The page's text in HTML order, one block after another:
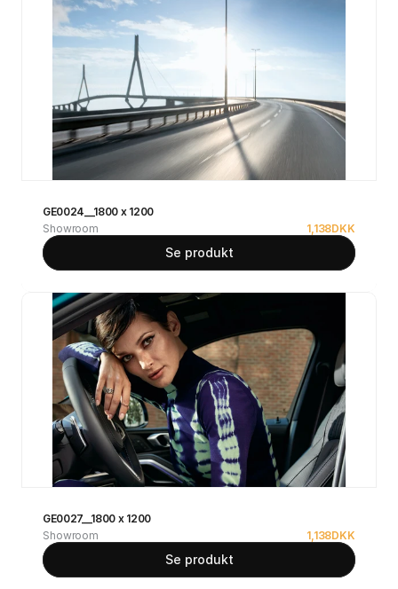
GE0024__1800 x 1200
Showroom
1,138DKK
Se produkt
GE0027__1800 x 1200
Showroom
1,138DKK
Se produkt